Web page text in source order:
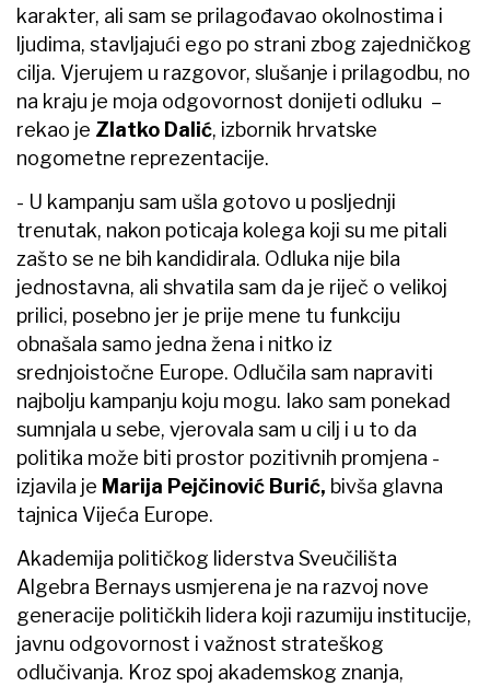
karakter, ali sam se prilagođavao okolnostima i
ljudima, stavljajući ego po strani zbog zajedničkog
cilja. Vjerujem u razgovor, slušanje i prilagodbu, no
na kraju je moja odgovornost donijeti odluku –
rekao je Zlatko Dalić, izbornik hrvatske
nogometne reprezentacije.
- U kampanju sam ušla gotovo u posljednji
trenutak, nakon poticaja kolega koji su me pitali
zašto se ne bih kandidirala. Odluka nije bila
jednostavna, ali shvatila sam da je riječ o velikoj
prilici, posebno jer je prije mene tu funkciju
obnašala samo jedna žena i nitko iz
srednjoistočne Europe. Odlučila sam napraviti
najbolju kampanju koju mogu. Iako sam ponekad
sumnjala u sebe, vjerovala sam u cilj i u to da
politika može biti prostor pozitivnih promjena -
izjavila je Marija Pejčinović Burić, bivša glavna
tajnica Vijeća Europe.
Akademija političkog liderstva Sveučilišta
Algebra Bernays usmjerena je na razvoj nove
generacije političkih lidera koji razumiju institucije,
javnu odgovornost i važnost strateškog
odlučivanja. Kroz spoj akademskog znanja,